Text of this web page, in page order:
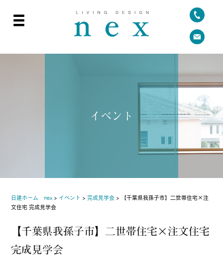
イベント
日建ホーム nex > イベント > 完成見学会 >
【千葉県我孫子市】二世帯住宅×注
文住宅 完成見学会
【千葉県我孫子市】二世帯住宅×注文住宅
完成見学会